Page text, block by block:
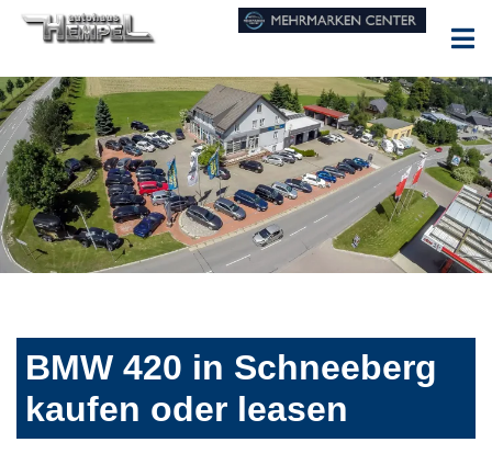
BMW 420 in Schneeberg
kaufen oder leasen